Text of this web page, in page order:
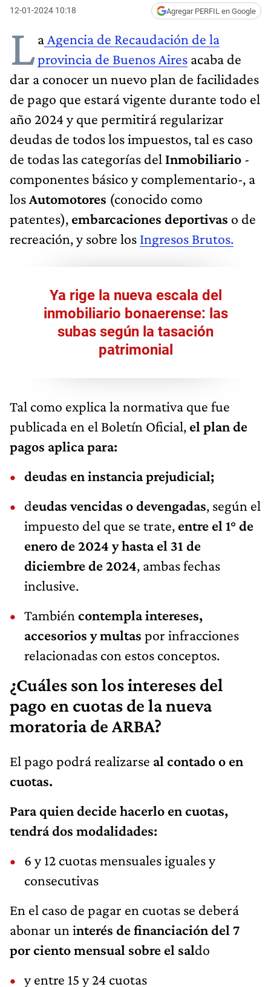
12-01-2024 10:18 Agregar PERFIL en Google
La Agencia de Recaudación de la
provincia de Buenos Aires acaba de
dar a conocer un nuevo plan de facilidades
de pago que estará vigente durante todo el
año 2024 y que permitirá regularizar
deudas de todos los impuestos, tal es caso
de todas las categorías del Inmobiliario -
componentes básico y complementario-, a
losAutomotores (conocido como
patentes), embarcaciones deportivas o de
recreación, y sobre los Ingresos Brutos.
Ya rige la nueva escala del
inmobiliario bonaerense: las
subas según la tasación
patrimonial
Tal como explica la normativa que fue
publicada en el Boletín Oficial, el plan de
pagos aplica para:
deudas en instancia prejudicial;
deudas vencidas o devengadas, según el
impuesto del que se trate, entre el 1° de
enero de 2024 y hasta el 31 de
diciembre de 2024, ambas fechas
inclusive.
También contempla intereses,
accesorios y multas por infracciones
relacionadas con estos conceptos.
¿Cuáles son los intereses del
pago en cuotas de la nueva
moratoria de ARBA?
El pago podrá realizarse al contado o en
cuotas.
Para quien decide hacerlo en cuotas,
tendrá dos modalidades:
6 y 12 cuotas mensuales iguales y
consecutivas
En el caso de pagar en cuotas se deberá
abonar un interés de financiación del 7
por ciento mensual sobre el saldo
y entre 15 y 24 cuotas